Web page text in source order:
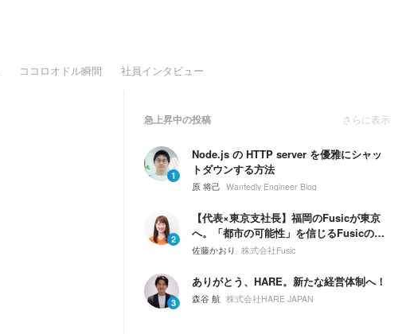
ココロオドル瞬間 社員インタビュー
急上昇中の投稿 さらに表示
1
Node.js の HTTP server を優雅にシャッ
トダウンする方法
原 将己 Wantedly Engineer Blog
2
【代表×東京支社長】福岡のFusicが東京
へ。「都市の可能性」を信じるFusicの、
次の一手とは。
佐藤かおり 株式会社Fusic
3
ありがとう、HARE。新たな経営体制へ！
森谷 航 株式会社HARE JAPAN